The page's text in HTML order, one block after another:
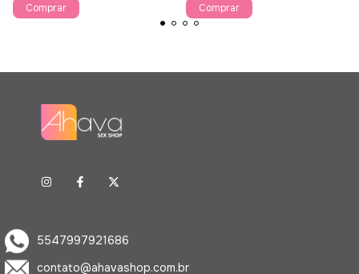
Comprar
5547997921686
contato@ahavashop.com.br